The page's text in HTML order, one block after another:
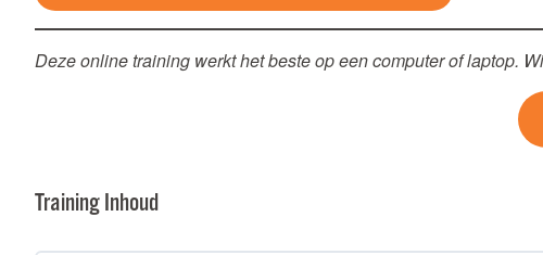
Deze online training werkt het beste op een computer of laptop.
Training Inhoud